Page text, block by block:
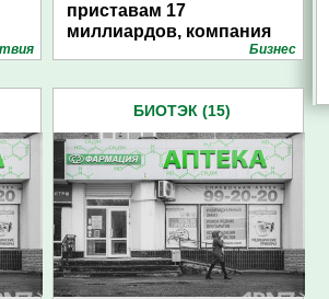
приставам 17
миллиардов, компания
Бизнес
БИОТЭК (15)